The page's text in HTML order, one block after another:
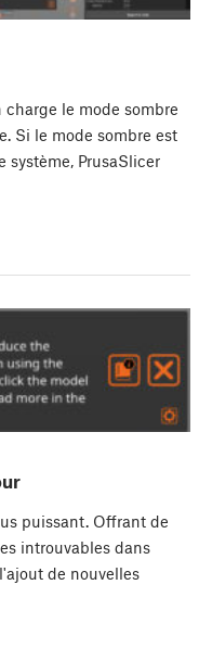
le mode sombre
Si le mode sombre est
système, PrusaSlicer
puissant. Offrant de
introuvables dans
de nouvelles